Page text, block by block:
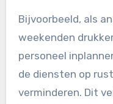
Bijvoorbeeld, als
weekenden
personeel
de diensten op
verminderen. Dit